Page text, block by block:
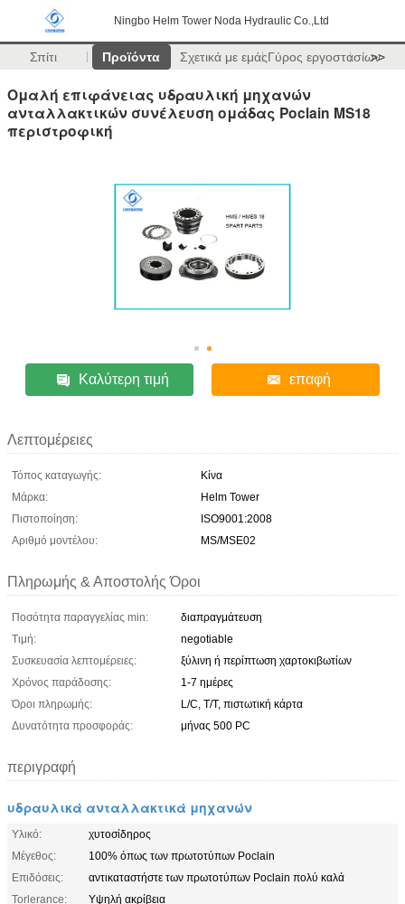
Ningbo Helm Tower Noda Hydraulic Co.,Ltd
Σπίτι Προϊόντα Σχετικά με εμάςΓύρος εργοστασίων
>>
Ομαλή επιφάνειας υδραυλική μηχανών
ανταλλακτικών συνέλευση ομάδας Poclain MS18
περιστροφική
Καλύτερη τιμή επαφή
Λεπτομέρειες
Τόπος καταγωγής:
Κίνα
Μάρκα:
Helm Tower
Πιστοποίηση:
ISO9001:2008
Αριθμό μοντέλου:
MS/MSE02
Πληρωμής & Αποστολής Όροι
Ποσότητα παραγγελίας min:
διαπραγμάτευση
Τιμή:
negotiable
Συσκευασία λεπτομέρειες:
ξύλινη ή περίπτωση χαρτοκιβωτίων
Χρόνος παράδοσης:
1-7 ημέρες
Όροι πληρωμής:
L/C, T/T, πιστωτική κάρτα
Δυνατότητα προσφοράς:
μήνας 500 PC
περιγραφή
υδραυλικά ανταλλακτικά μηχανών
Υλικό:
χυτοσίδηρος
Μέγεθος:
100% όπως των πρωτοτύπων Poclain
Επιδόσεις:
αντικαταστήστε των πρωτοτύπων Poclain πολύ καλά
Torlerance:
Υψηλή ακρίβεια